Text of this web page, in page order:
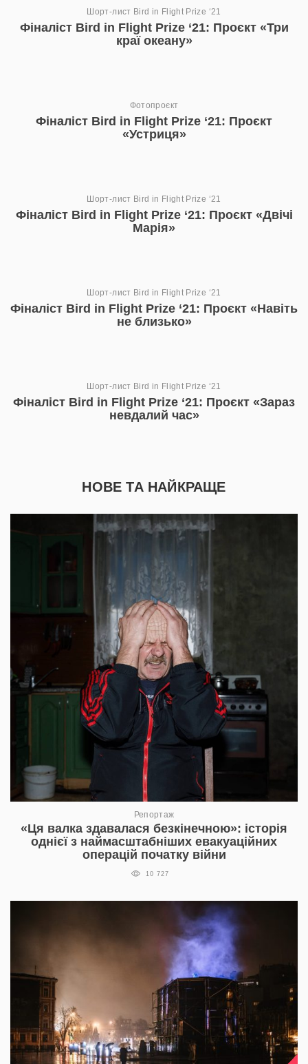
Шорт-лист Bird in Flight Prize ‘21
Фіналіст Bird in Flight Prize ‘21: Проєкт «Три
краї океану»
Фотопроєкт
Фіналіст Bird in Flight Prize ‘21: Проєкт
«Устриця»
Шорт-лист Bird in Flight Prize ‘21
Фіналіст Bird in Flight Prize ‘21: Проєкт «Двічі
Марія»
Шорт-лист Bird in Flight Prize ‘21
Фіналіст Bird in Flight Prize ‘21: Проєкт «Навіть
не близько»
Шорт-лист Bird in Flight Prize ‘21
Фіналіст Bird in Flight Prize ‘21: Проєкт «Зараз
невдалий час»
НОВЕ ТА НАЙКРАЩЕ
Репортаж
«Ця валка здавалася безкінечною»: історія
однієї з наймасштабніших евакуаційних
операцій початку війни
10 727